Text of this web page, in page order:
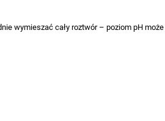
wymieszać cały roztwór – poziom pH